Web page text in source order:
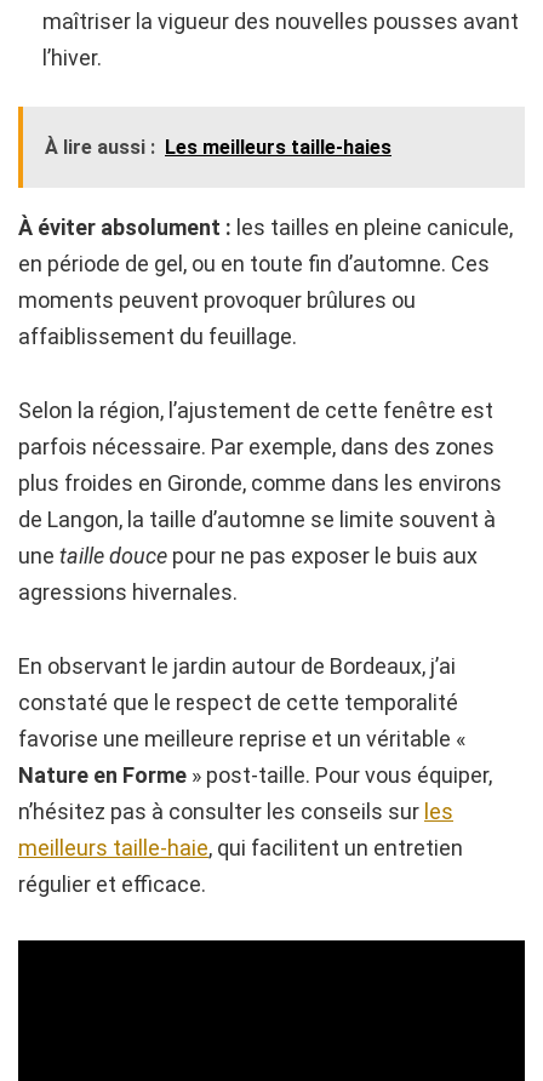
maîtriser la vigueur des nouvelles pousses avant
l’hiver.
À lire aussi : Les meilleurs taille-haies
À éviter absolument : les tailles en pleine canicule,
en période de gel, ou en toute fin d’automne. Ces
moments peuvent provoquer brûlures ou
affaiblissement du feuillage.
Selon la région, l’ajustement de cette fenêtre est
parfois nécessaire. Par exemple, dans des zones
plus froides en Gironde, comme dans les environs
de Langon, la taille d’automne se limite souvent à
une taille douce pour ne pas exposer le buis aux
agressions hivernales.
En observant le jardin autour de Bordeaux, j’ai
constaté que le respect de cette temporalité
favorise une meilleure reprise et un véritable «
Nature en Forme » post-taille. Pour vous équiper,
n’hésitez pas à consulter les conseils sur les
meilleurs taille-haie, qui facilitent un entretien
régulier et efficace.